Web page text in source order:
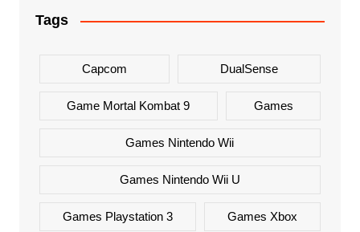
Tags
Capcom DualSense
Game Mortal Kombat 9 Games
Games Nintendo Wii
Games Nintendo Wii U
Games Playstation 3 Games Xbox